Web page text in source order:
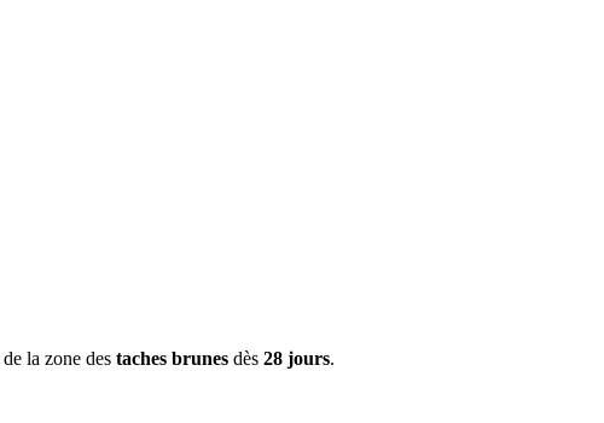
de la zone des taches brunes dès 28 jours.